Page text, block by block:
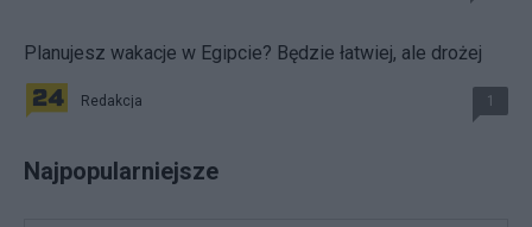
Planujesz wakacje w Egipcie? Będzie łatwiej, ale drożej
Redakcja 1
Najpopularniejsze